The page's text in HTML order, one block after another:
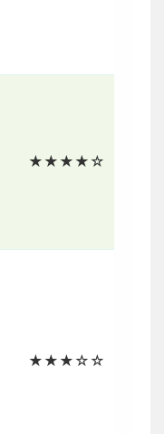
★★★★☆
★★★☆☆